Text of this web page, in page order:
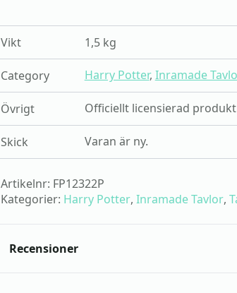
Vikt 1,5 kg
Category Harry Potter, Inramade
Övrigt Officiellt licensierad produkt
Skick Varan är ny.
Artikelnr: FP12322P
Kategorier: Harry Potter, Inramade Tavlor,
Recensioner